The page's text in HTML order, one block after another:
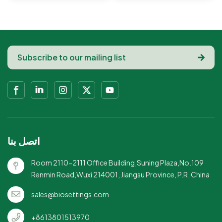
الوجبات أثناء التنقل.قوي
ومتين: يحمل الطعام بأمان
دون أن ينكسر.
واحدة وصديقة للبيئة: مثالية
وموثوق: يحمل الطعام
اتصل بنا
Room 2110-2111 Office Building,Suning Plaza,No.109
Renmin Road,Wuxi 214001, Jiangsu Province, P.R. China
sales@biosettings.com
+8613801513970